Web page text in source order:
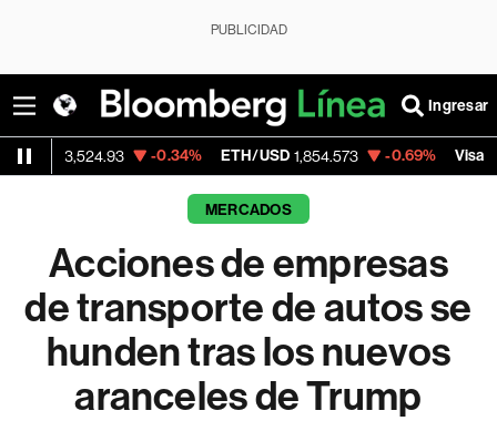
PUBLICIDAD
Ingresar
-0.34% ETH/USD 1,854.573 -0.69% Visa 365.67
MERCADOS
Acciones de empresas
de transporte de autos se
hunden tras los nuevos
aranceles de Trump